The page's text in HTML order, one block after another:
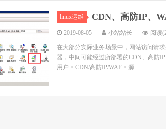
linux运维 CDN、高防IP、
2019-08-05 小站站长 阅读
在大部分实际业务场景中，网站访问请
器，中间可能经过所部署的CDN、高防
用户 > CDN/高防IP/WAF > 源...